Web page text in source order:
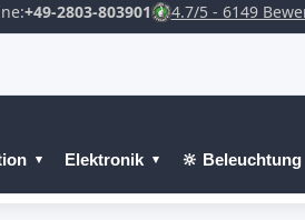
+49-2803-803901 4.7/5 - 6149
Elektronik 🔆 Beleuchtung